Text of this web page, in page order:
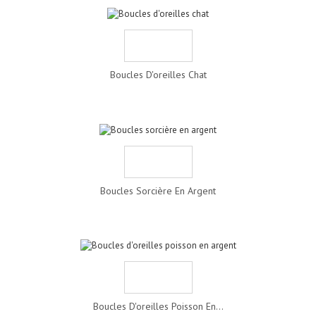
Boucles D'oreilles Chat
Boucles Sorcière En Argent
Boucles D'oreilles Poisson En...